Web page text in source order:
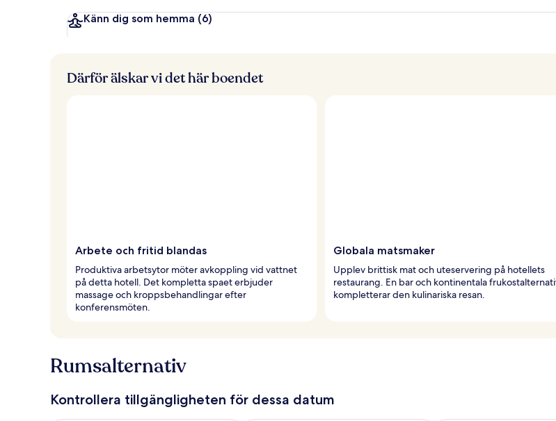
Känn dig som hemma (6)
Därför älskar vi det här boendet
Arbete och fritid blandas
Produktiva arbetsytor möter avkoppling vid vattnet
på detta hotell. Det kompletta spaet erbjuder
massage och kroppsbehandlingar efter
konferensmöten.
Globala matsmaker
Upplev brittisk mat och uteservering på hotellets
restaurang. En bar och kontinentala
kompletterar den kulinariska resan.
Rumsalternativ
Kontrollera tillgängligheten för dessa datum